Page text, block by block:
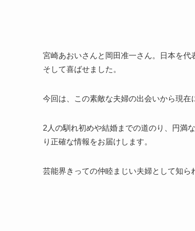
宮崎あおいさんと岡田准一さん。日本を代
そして喜ばせました。
今回は、この素敵な夫婦の出会いから現在
2人の馴れ初めや結婚までの道のり、円満
り正確な情報をお届けします。
芸能界きっての仲睦まじい夫婦として知ら